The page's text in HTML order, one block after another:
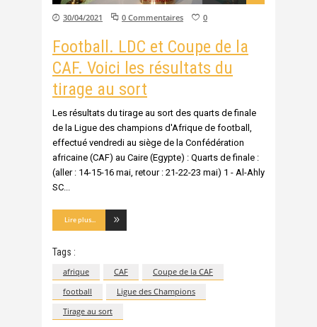
30/04/2021 0 Commentaires 0
Football. LDC et Coupe de la
CAF. Voici les résultats du
tirage au sort
Les résultats du tirage au sort des quarts de finale
de la Ligue des champions d'Afrique de football,
effectué vendredi au siège de la Confédération
africaine (CAF) au Caire (Egypte) : Quarts de finale :
(aller : 14-15-16 mai, retour : 21-22-23 mai) 1 - Al-Ahly
SC
Lire plus...
Tags :
afrique CAF
Coupe de la CAF
football
Ligue des Champions
Tirage au sort